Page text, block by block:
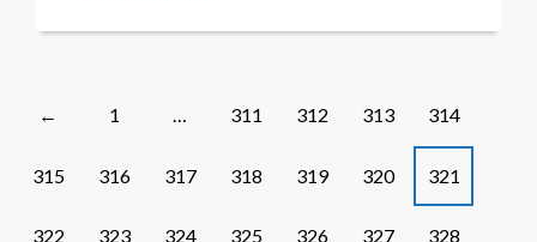
Posts
navigation
← 1 … 311 312 313 314
315 316 317 318 319 320 321
322 323 324 325 326 327 328